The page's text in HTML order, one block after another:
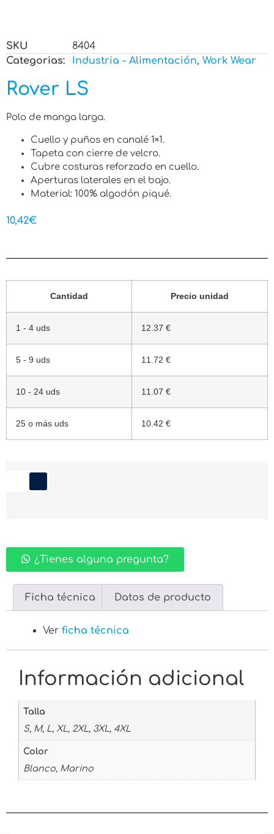
SKU
8404
Categorias:
Industria - Alimentación, Work Wear
Rover LS
Polo de manga larga.
Cuello y puños en canalé 1×1.
Tapeta con cierre de velcro.
Cubre costuras reforzado en cuello.
Aperturas laterales en el bajo.
Material: 100% algodón piqué.
10,42€
Cantidad Precio unidad
1 - 4 uds 12.37 €
5 - 9 uds 11.72 €
10 - 24 uds 11.07 €
25 o más uds 10.42 €
¿Tienes alguna pregunta?
Ficha técnica Datos de producto
Ver ficha técnica
Información adicional
Talla
S, M, L, XL, 2XL, 3XL, 4XL
Color
Blanco, Marino